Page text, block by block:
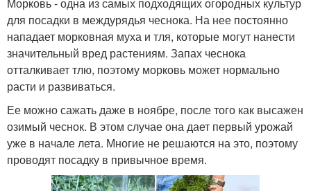
для посадки в междурядья чеснока. На нее постоянно
нападает морковная муха и тля, которые могут нанести
значительный вред растениям. Запах чеснока
отталкивает тлю, поэтому морковь может нормально
расти и развиваться.
Ее можно сажать даже в ноябре, после того как высажен
озимый чеснок. В этом случае она дает первый урожай
уже в начале лета. Многие не решаются на это, поэтому
проводят посадку в привычное время.